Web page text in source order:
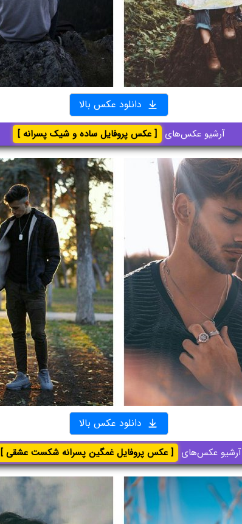
دانلود عکس بالا
آرشیو عکس‌های [ عکس پروفایل ساده و شیک پسرانه ]
دانلود عکس بالا
آرشیو عکس‌های [ عکس پروفایل غمگین پسرانه شکست عشقی ]